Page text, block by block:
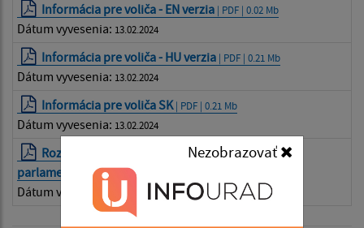
Nezobrazovať
Informácia pre voliča - EN verzia | PDF | 0.02 Mb
Dátum vyvesenia: 13.02.2024
Informácia pre voliča - HU verzia | PDF | 0.21 Mb
Dátum vyvesenia: 13.02.2024
Informácia pre voliča SK| PDF | 0.21 Mb
Dátum vyvesenia: 13.02.2024
Rozhodnutie o vyhlásení Volieb do Európskeho
parlamentu
| PDF | 0.18 Mb
Dátum vyvesenia: 13.02.2024